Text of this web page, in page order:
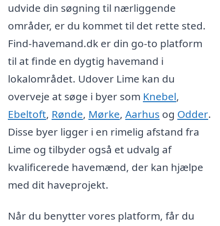
udvide din søgning til nærliggende
områder, er du kommet til det rette sted.
Find-havemand.dk er din go-to platform
til at finde en dygtig havemand i
lokalområdet. Udover Lime kan du
overveje at søge i byer som Knebel,
Ebeltoft, Rønde, Mørke, Aarhus og Odder.
Disse byer ligger i en rimelig afstand fra
Lime og tilbyder også et udvalg af
kvalificerede havemænd, der kan hjælpe
med dit haveprojekt.
Når du benytter vores platform, får du